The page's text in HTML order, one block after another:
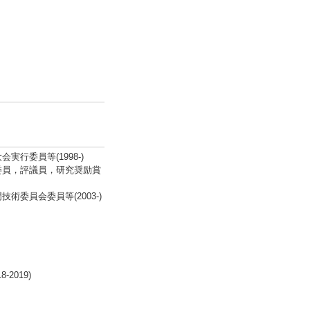
実行委員等(1998-)
，評議員，研究奨励賞
術委員会委員等(2003-)
2019)